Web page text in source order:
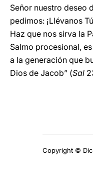
Señor nuestro deseo
pedimos: ¡Llévanos
Haz que nos sirva la
Salmo procesional,
a la generación que
Dios de Jacob” (Sal
Copyright ©